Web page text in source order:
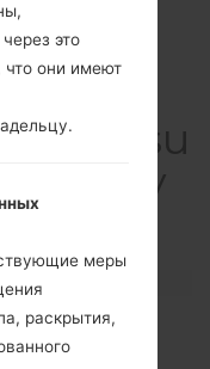
G850M
Alpha
2014
это
они имеют
меры
раскрытия,